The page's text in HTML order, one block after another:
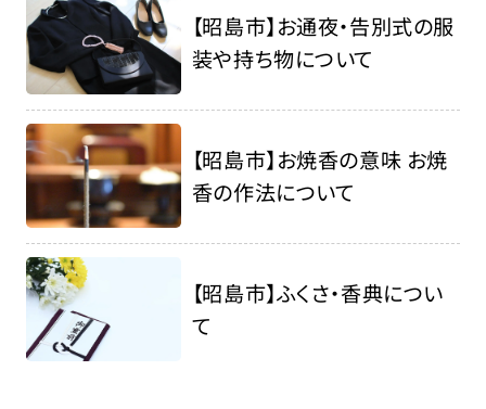
【昭島市】お通夜・告別式の服
装や持ち物について
【昭島市】お焼香の意味 お焼
香の作法について
【昭島市】ふくさ・香典につい
て